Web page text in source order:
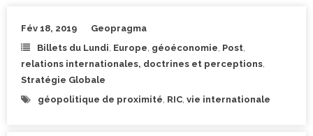
Fév 18, 2019
Geopragma
Billets du Lundi Europe géoéconomie Post
relations internationales, doctrines et perceptions
Stratégie Globale
géopolitique de proximité RIC vie internationale